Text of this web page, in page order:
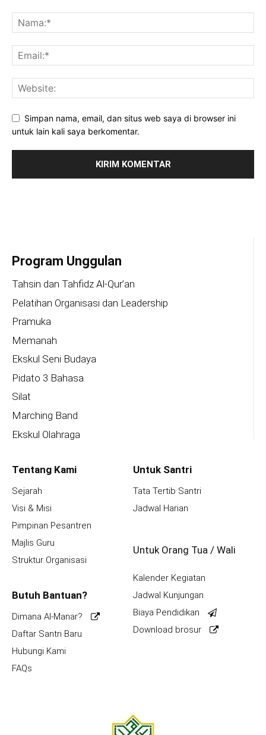
Simpan nama, email, dan situs web saya di browser ini
untuk lain kali saya berkomentar.
Program Unggulan
Tahsin dan Tahfidz Al-Qur’an
Pelatihan Organisasi dan Leadership
Pramuka
Memanah
Ekskul Seni Budaya
Pidato 3 Bahasa
Silat
Marching Band
Ekskul Olahraga
Tentang Kami
Sejarah
Visi & Misi
Pimpinan Pesantren
Majlis Guru
Struktur Organisasi
Butuh Bantuan?
Dimana Al-Manar?
Daftar Santri Baru
Hubungi Kami
FAQs
Untuk Santri
Tata Tertib Santri
Jadwal Harian
Untuk Orang Tua / Wali
Kalender Kegiatan
Jadwal Kunjungan
Biaya Pendidikan
Download brosur